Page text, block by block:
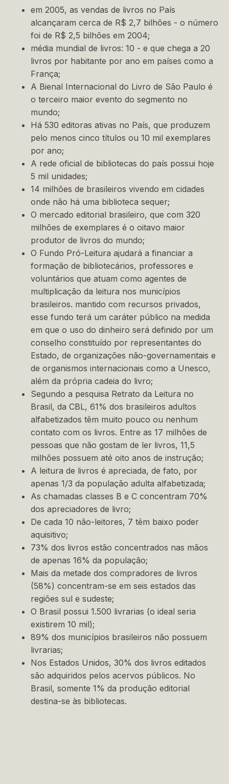
em 2005, as vendas de livros no País
alcançaram cerca de R$ 2,7 bilhões - o número
foi de R$ 2,5 bilhões em 2004;
média mundial de livros: 10 - e que chega a 20
livros por habitante por ano em países como a
França;
A Bienal Internacional do Livro de São Paulo é
o terceiro maior evento do segmento no
mundo;
Há 530 editoras ativas no País, que produzem
pelo menos cinco títulos ou 10 mil exemplares
por ano;
A rede oficial de bibliotecas do país possui hoje
5 mil unidades;
14 milhões de brasileiros vivendo em cidades
onde não há uma biblioteca sequer;
O mercado editorial brasileiro, que com 320
milhões de exemplares é o oitavo maior
produtor de livros do mundo;
O Fundo Pró-Leitura ajudará a financiar a
formação de bibliotecários, professores e
voluntários que atuam como agentes de
multiplicação da leitura nos municípios
brasileiros. mantido com recursos privados,
esse fundo terá um caráter público na medida
em que o uso do dinheiro será definido por um
conselho constituído por representantes do
Estado, de organizações não-governamentais e
de organismos internacionais como a Unesco,
além da própria cadeia do livro;
Segundo a pesquisa Retrato da Leitura no
Brasil, da CBL, 61% dos brasileiros adultos
alfabetizados têm muito pouco ou nenhum
contato com os livros. Entre as 17 milhões de
pessoas que não gostam de ler livros, 11,5
milhões possuem até oito anos de instrução;
A leitura de livros é apreciada, de fato, por
apenas 1/3 da população adulta alfabetizada;
As chamadas classes B e C concentram 70%
dos apreciadores de livro;
De cada 10 não-leitores, 7 têm baixo poder
aquisitivo;
73% dos livros estão concentrados nas mãos
de apenas 16% da população;
Mais da metade dos compradores de livros
(58%) concentram-se em seis estados das
regiões sul e sudeste;
O Brasil possui 1.500 livrarias (o ideal seria
existirem 10 mil);
89% dos municípios brasileiros não possuem
livrarias;
Nos Estados Unidos, 30% dos livros editados
são adquiridos pelos acervos públicos. No
Brasil, somente 1% da produção editorial
destina-se às bibliotecas.